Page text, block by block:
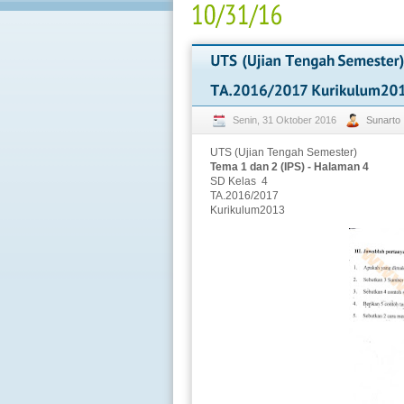
Senin, 31 Oktober 2016 Sunarto
UTS (Ujian Tengah Semester)
Tema 1 dan 2 (IPS) - Halaman 4
SD Kelas 4
TA.2016/2017
Kurikulum2013